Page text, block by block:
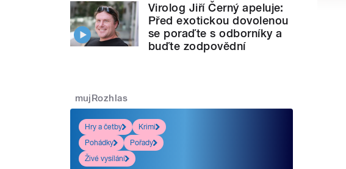
Virolog Jiří Černý apeluje:
Před exotickou dovolenou
se poraďte s odborníky a
buďte zodpovědní
mujRozhlas
Hry a četby
Krimi
Pohádky
Pořady
Živé vysílání